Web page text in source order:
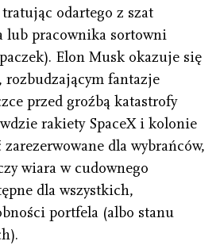
odartego z szat
pracownika sortowni
Elon Musk okazuje się
rozbudzającym fantazje
przed groźbą katastrofy
rakiety SpaceX i kolonie
dla wybrańców,
wiara w cudownego
dla wszystkich,
portfela (albo stanu